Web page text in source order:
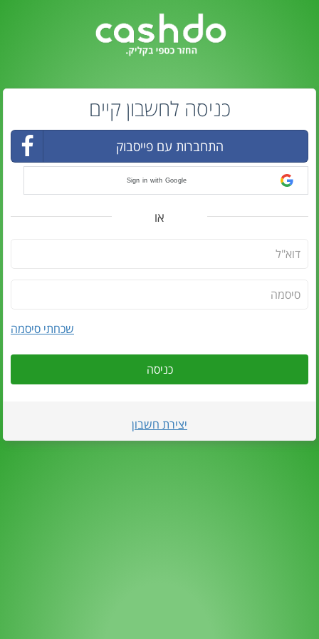
כניסה לחשבון קיים
התחברות עם פייסבוק
Sign in with Google
או
שכחתי סיסמה
כניסה
יצירת חשבון